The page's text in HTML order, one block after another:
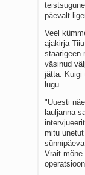
päevalt
Veel
ajakirja
staarigeen
väsinud
jätta. Kuigi
lugu.
"Uuesti
lauljanna
mitu
Vrait